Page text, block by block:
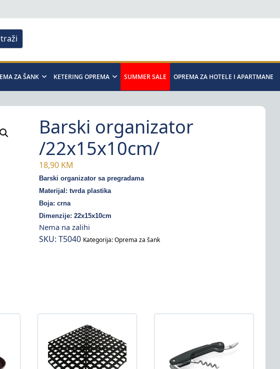
ZA ŠANK KETERING OPREMA SUMMER SALE OPREMA ZA HOTELE I APARTMANE
Barski organizator
/22x15x10cm/
18,90 KM
Barski organizator sa pregradama
Materijal: tvrda plastika
Boja: crna
Dimenzije: 22x15x10cm
Nema na zalihi
SKU: T5040 Kategorija:Oprema za šank